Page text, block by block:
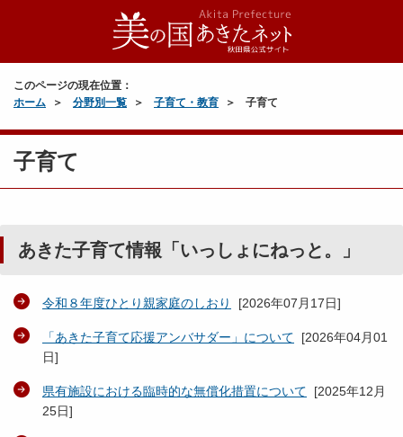
このページの現在位置：
ホーム
分野別一覧 子育て・教育 子育て
子育て
あきた子育て情報「いっしょにねっと。」
令和８年度ひとり親家庭のしおり [2026年07月17日]
「あきた子育て応援アンバサダー」について [2026年04月01
日]
県有施設における臨時的な無償化措置について [2025年12月
25日]